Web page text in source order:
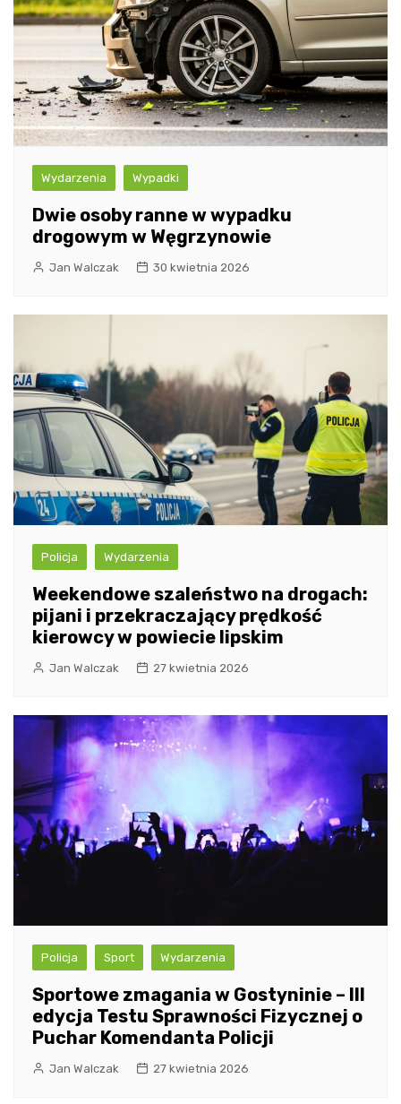
Wydarzenia Wypadki
Dwie osoby ranne w wypadku
drogowym w Węgrzynowie
Jan Walczak 30 kwietnia 2026
Policja Wydarzenia
Weekendowe szaleństwo na drogach:
pijani i przekraczający prędkość
kierowcy w powiecie lipskim
Jan Walczak 27 kwietnia 2026
Policja Sport Wydarzenia
Sportowe zmagania w Gostyninie – III
edycja Testu Sprawności Fizycznej o
Puchar Komendanta Policji
Jan Walczak 27 kwietnia 2026